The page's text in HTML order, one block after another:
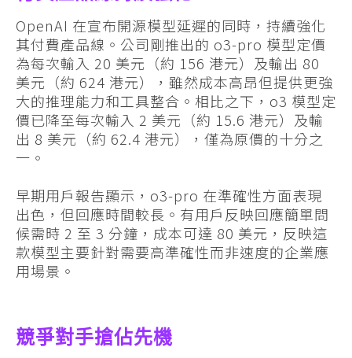
OpenAI 在宣布開源模型延遲的同時，持續強化
其付費產品線。公司剛推出的 o3-pro 模型定價
為每次輸入 20 美元（約 156 港元）及輸出 80
美元（約 624 港元），雖然成本高昂但提供更強
大的推理能力和工具整合。相比之下，o3 模型定
價已降至每次輸入 2 美元（約 15.6 港元）及輸
出 8 美元（約 62.4 港元），僅為原價的十分之
一。
早期用戶報告顯示，o3-pro 在準確性方面表現
出色，但回應時間較長。有用戶反映回應簡單問
候需時 2 至 3 分鐘，成本可達 80 美元，反映這
款模型主要針對需要高準確性而非速度的企業應
用場景。
競爭對手搶佔先機